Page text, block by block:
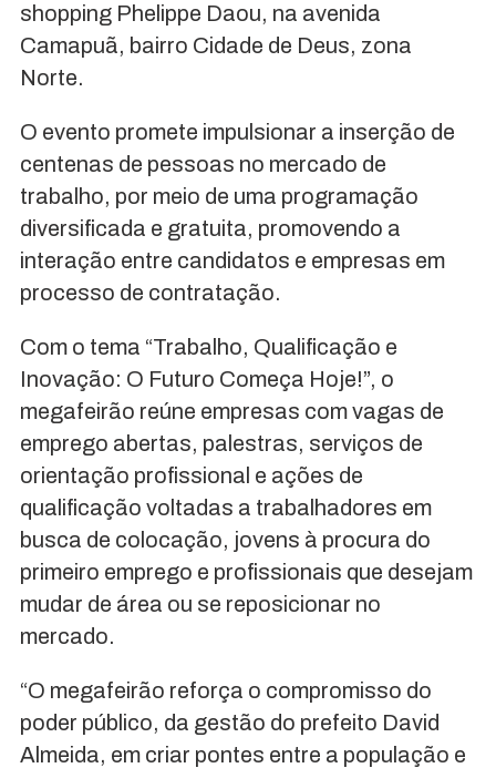
shopping Phelippe Daou, na avenida
Camapuã, bairro Cidade de Deus, zona
Norte.
O evento promete impulsionar a inserção de
centenas de pessoas no mercado de
trabalho, por meio de uma programação
diversificada e gratuita, promovendo a
interação entre candidatos e empresas em
processo de contratação.
Com o tema “Trabalho, Qualificação e
Inovação: O Futuro Começa Hoje!”, o
megafeirão reúne empresas com vagas de
emprego abertas, palestras, serviços de
orientação profissional e ações de
qualificação voltadas a trabalhadores em
busca de colocação, jovens à procura do
primeiro emprego e profissionais que desejam
mudar de área ou se reposicionar no
mercado.
“O megafeirão reforça o compromisso do
poder público, da gestão do prefeito David
Almeida, em criar pontes entre a população e